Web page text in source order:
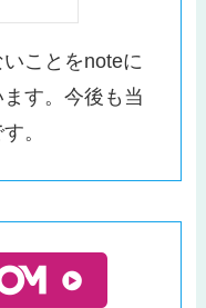
ことをnoteに
す。今後も当
。